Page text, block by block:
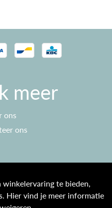
meer
ons
ons
te bieden,
Hier vind je meer informatie